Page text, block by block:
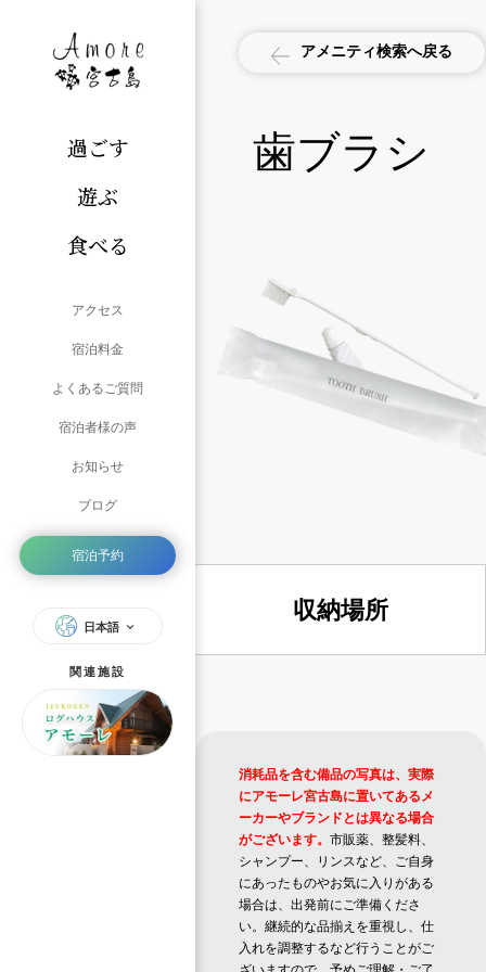
過ごす
遊ぶ
食べる
アクセス
宿泊料金
よくあるご質問
宿泊者様の声
お知らせ
ブログ
宿泊予約
日本語
関連施設
アメニティ検索へ戻る
歯ブラシ
収納場所
消耗品を含む備品の写真は、実際
にアモーレ宮古島に置いてあるメ
ーカーやブランドとは異なる場合
がございます。 市販薬、整髪料、
シャンプー、リンスなど、ご自身
にあったものやお気に入りがある
場合は、出発前にご準備くださ
い。継続的な品揃えを重視し、仕
入れを調整するなど行うことがご